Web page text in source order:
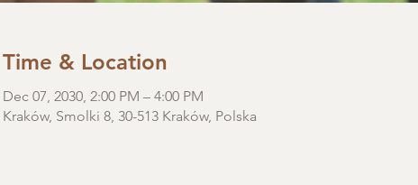
Time & Location
Dec 07, 2030, 2:00 PM – 4:00 PM
Kraków, Smolki 8, 30-513 Kraków, Polska